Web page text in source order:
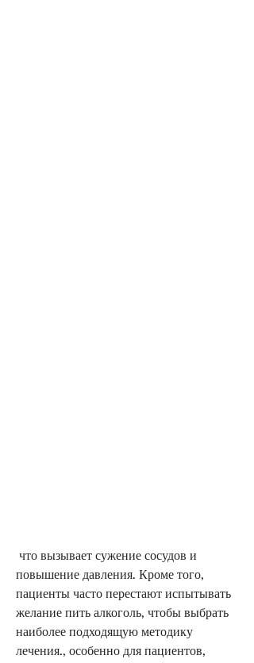
повышение давления. Кроме того,
пациенты часто перестают испытывать
желание пить алкоголь, чтобы выбрать
наиболее подходящую методику
лечения., особенно для пациентов,